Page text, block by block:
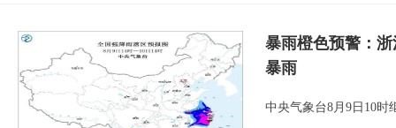
暴雨橙色预警：
暴雨
中央气象台8月9日10时